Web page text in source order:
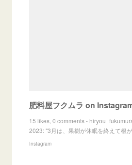
15 likes, 0 comments -
2023: "3月は、果樹が休眠を終えて根
Instagram